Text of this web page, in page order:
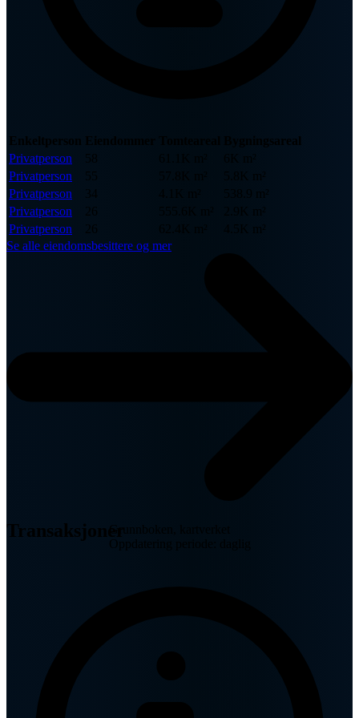
Enkeltperson
Bygningsareal
Privatperson
58
Privatperson
55
Privatperson
34
Privatperson
26
Privatperson
26
Se alle eiendomsbesittere og mer
TransaksjonerGrunnboken, kartverket
Oppdatering periode: daglig